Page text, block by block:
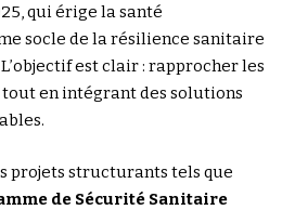
qui érige la santé
socle de la résilience sanitaire
est clair : rapprocher les
en intégrant des solutions
projets structurants tels que
de Sécurité Sanitaire